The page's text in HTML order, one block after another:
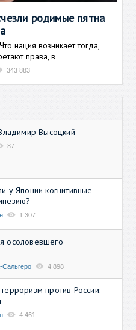
родимые пятна
нация возникает тогда,
права, в
343 883
Высоцкий
87
у Японии когнитивные
1 307
осоловевшего
Сальгеро 4 898
против России:
4 461